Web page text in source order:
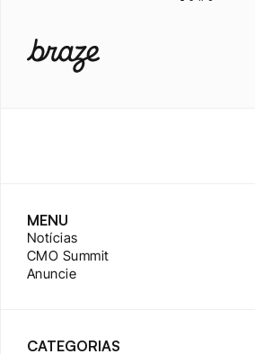
MENU
Notícias
CMO Summit
Anuncie
CATEGORIAS